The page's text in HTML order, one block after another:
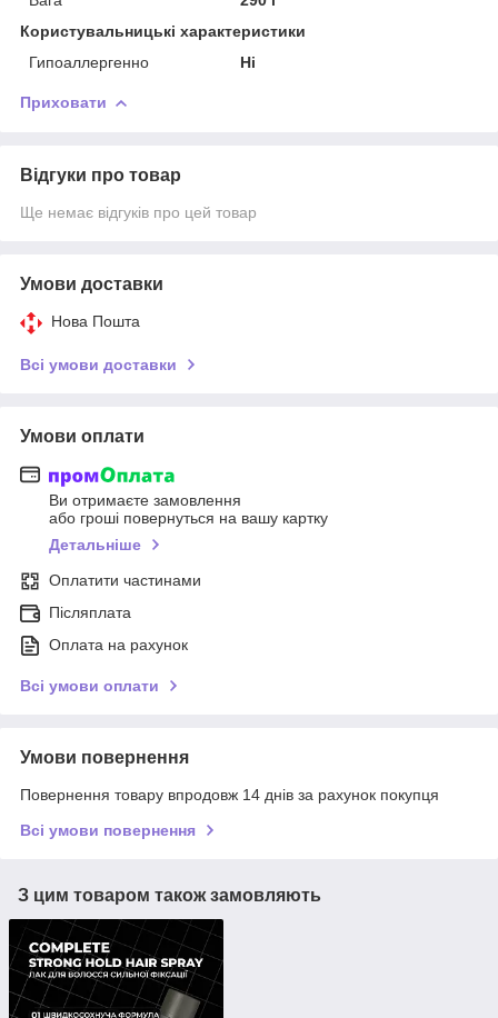
Користувальницькі характеристики
Гипоаллергенно
Ні
Приховати
Відгуки про товар
Ще немає відгуків про цей товар
Умови доставки
Нова Пошта
Всі умови доставки
Умови оплати
Ви отримаєте замовлення
або гроші повернуться на вашу картку
Детальніше
Оплатити частинами
Післяплата
Оплата на рахунок
Всі умови оплати
Умови повернення
Повернення товару впродовж 14 днів за рахунок покупця
Всі умови повернення
З цим товаром також замовляють